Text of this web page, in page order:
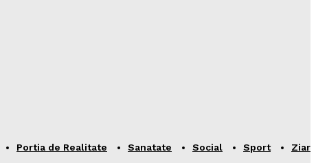
Portia de Realitate Sanatate Social Sport Ziar